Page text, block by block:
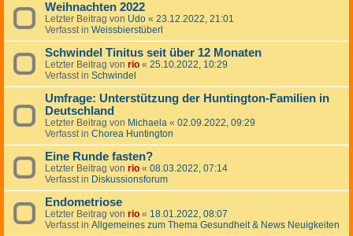
Weihnachten 2022
Letzter Beitrag von Udo « 23.12.2022, 21:01
Verfasst in Weissbierstüberl
Schwindel Tinitus seit über 12 Monaten
Letzter Beitrag von rio « 25.10.2022, 10:29
Verfasst in Schwindel
Umfrage: Unterstützung der Huntington-Familien in
Deutschland
Letzter Beitrag von Michaela « 02.09.2022, 09:29
Verfasst in Chorea Huntington
Eine Runde fasten?
Letzter Beitrag von rio « 08.03.2022, 07:14
Verfasst in Diskussionsforum
Endometriose
Letzter Beitrag von rio « 18.01.2022, 08:07
Verfasst in Allgemeines zum Thema Gesundheit & News Neuigkeiten